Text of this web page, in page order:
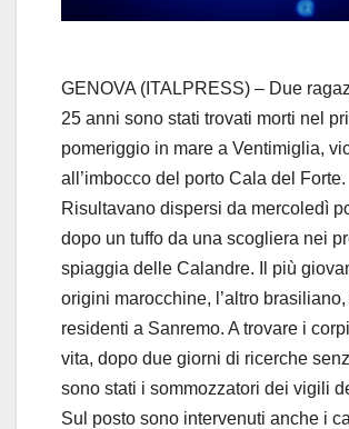
y
V
i
d
e
o
GENOVA (ITALPRESS) – Due
25 anni sono stati trovati morti nel
pomeriggio in mare a Ventimiglia,
all’imbocco del porto Cala del Forte.
Risultavano dispersi da mercoledì
dopo un tuffo da una scogliera nei
spiaggia delle Calandre. Il più
origini marocchine, l’altro
residenti a Sanremo. A trovare i
vita, dopo due giorni di ricerche
sono stati i sommozzatori dei vigili
Sul posto sono intervenuti anche i